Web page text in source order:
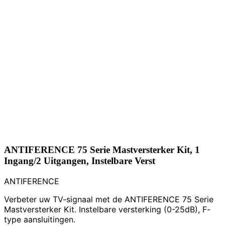
ANTIFERENCE 75 Serie Mastversterker Kit, 1
Ingang/2 Uitgangen, Instelbare Verst
ANTIFERENCE
Verbeter uw TV-signaal met de ANTIFERENCE 75 Serie
Mastversterker Kit. Instelbare versterking (0-25dB), F-
type aansluitingen.